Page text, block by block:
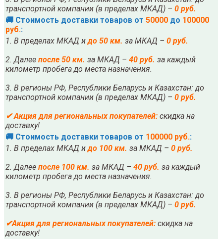
транспортной компании (в пределах МКАД) – 0 руб.
🚚 Стоимость доставки товаров от 50000 до 100000
руб.:
1. В пределах МКАД идо 50 км. за МКАД – 0 руб.
2. Далее после 50 км. за МКАД – 40 руб. за каждый
километр пробега до места назначения.
3. В регионы РФ, Республики Беларусь и Казахстан: до
транспортной компании (в пределах МКАД) – 0 руб.
✔ Акция для региональных покупателей: скидка на
доставку!
🚚 Стоимость доставки товаров от 100000 руб.:
1. В пределах МКАД идо 100 км. за МКАД – 0 руб.
2. Далее после 100 км. за МКАД – 40 руб. за каждый
километр пробега до места назначения.
3. В регионы РФ, Республики Беларусь и Казахстан: до
транспортной компании (в пределах МКАД) – 0 руб.
✔Акция для региональных покупателей: скидка на
доставку!